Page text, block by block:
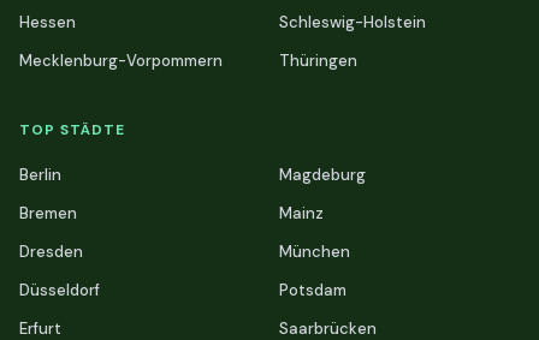
Hessen
Mecklenburg-Vorpommern
Schleswig-Holstein
Thüringen
TOP STÄDTE
Berlin
Bremen
Dresden
Düsseldorf
Erfurt
Magdeburg
Mainz
München
Potsdam
Saarbrücken